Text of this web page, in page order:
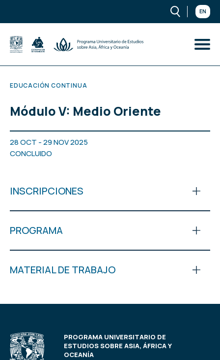
EN
EDUCACIÓN CONTINUA
Módulo V: Medio Oriente
28 OCT - 29 NOV 2025
CONCLUIDO
INSCRIPCIONES
PROGRAMA
MATERIAL DE TRABAJO
PROGRAMA UNIVERSITARIO DE
ESTUDIOS SOBRE ASIA, ÁFRICA Y
OCEANÍA